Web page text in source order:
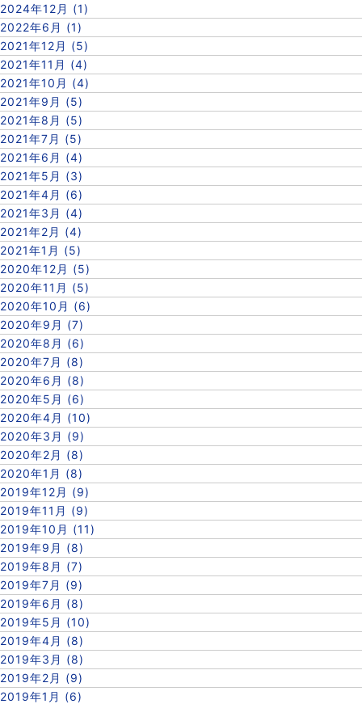
2024年12月 (1)
2022年6月 (1)
2021年12月 (5)
2021年11月 (4)
2021年10月 (4)
2021年9月 (5)
2021年8月 (5)
2021年7月 (5)
2021年6月 (4)
2021年5月 (3)
2021年4月 (6)
2021年3月 (4)
2021年2月 (4)
2021年1月 (5)
2020年12月 (5)
2020年11月 (5)
2020年10月 (6)
2020年9月 (7)
2020年8月 (6)
2020年7月 (8)
2020年6月 (8)
2020年5月 (6)
2020年4月 (10)
2020年3月 (9)
2020年2月 (8)
2020年1月 (8)
2019年12月 (9)
2019年11月 (9)
2019年10月 (11)
2019年9月 (8)
2019年8月 (7)
2019年7月 (9)
2019年6月 (8)
2019年5月 (10)
2019年4月 (8)
2019年3月 (8)
2019年2月 (9)
2019年1月 (6)